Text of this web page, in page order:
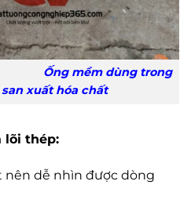
dùng trong
xuất hóa chất
lõi thép:
nên dễ nhìn được dòng